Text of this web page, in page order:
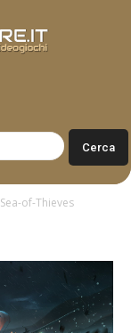
Sea-of-Thieves